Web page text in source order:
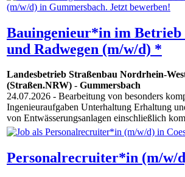
Bauingenieur*in im Betrieb
und Radwegen (m/w/d) *
Landesbetrieb Straßenbau Nordrhein-
(Straßen.NRW) - Gummersbach
24.07.2026 - Bearbeitung von besonders
Ingenieuraufgaben Unterhaltung Erhaltung
von Entwässerungsanlagen einschließlich
Personalrecruiter*in (m/w/